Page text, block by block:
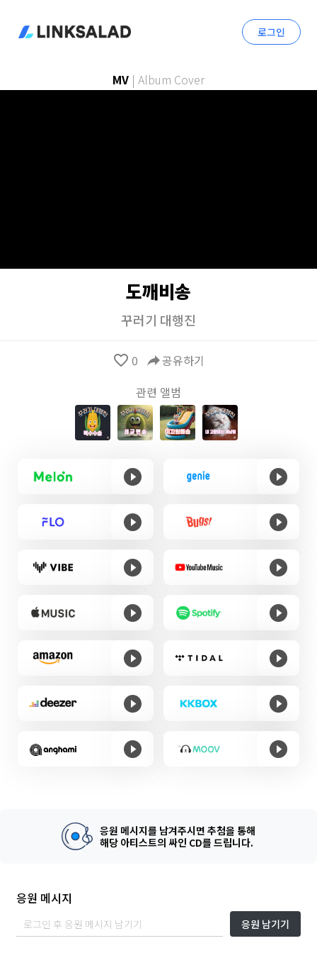
로그인
MV | Album Cover
도깨비송
꾸러기 대행진
favorite_border 0 reply공유하기
관련 앨범
응원 메시지를 남겨주시면 추첨을 통해
해당 아티스트의 싸인 CD를 드립니다.
응원 메시지
응원 남기기